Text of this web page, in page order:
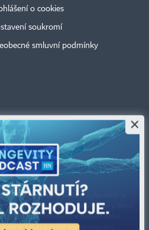
o cookies
soukromí
smluvní podmínky
Bez písemného svolení vydavatele je
celku díla, zejména rozmnožování a šíření
nebo elektronickým, v českém nebo
je zakázáno též rozmnožování
×